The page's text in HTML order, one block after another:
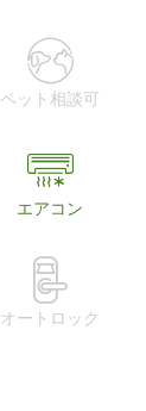
ペット相談可
エアコン
オートロック